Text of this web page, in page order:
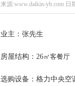
来源:www.daikin-yb.com 日
业主：张先生
房屋结构：26㎡客餐厅
选购设备：格力中央空